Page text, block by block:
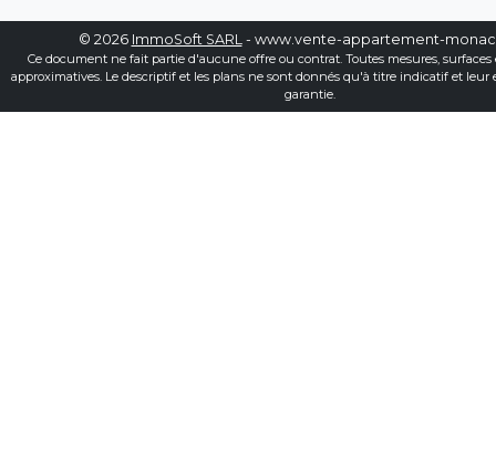
© 2026 ImmoSoft SARL - www.vente-appartement-
Ce document ne fait partie d'aucune offre ou contrat. Toutes mesures, surfaces
approximatives. Le descriptif et les plans ne sont donnés qu'à titre indicatif et leur
garantie.